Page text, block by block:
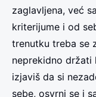
zaglavljena, već
kriterijume i od
trenutku treba se
neprekidno držati
izjaviš da si
sebe, osvrni se i